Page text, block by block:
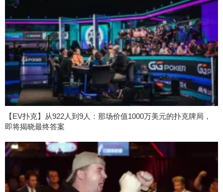
【EV扑克】从922人到9人：那场价值1000万美元的扑克牌局，
即将揭晓最终答案